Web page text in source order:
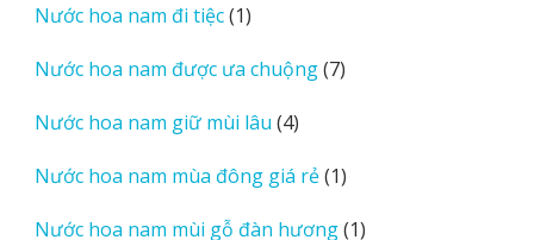
phẩm
Nước hoa nam đi tiệc 11
phẩm
Nước hoa nam được ưa chuộng 77
Nước hoa nam giữ mùi lâu 44
phẩm
Nước hoa nam mùa đông giá rẻ 11
phẩm
Nước hoa nam mùi gỗ đàn hương 11